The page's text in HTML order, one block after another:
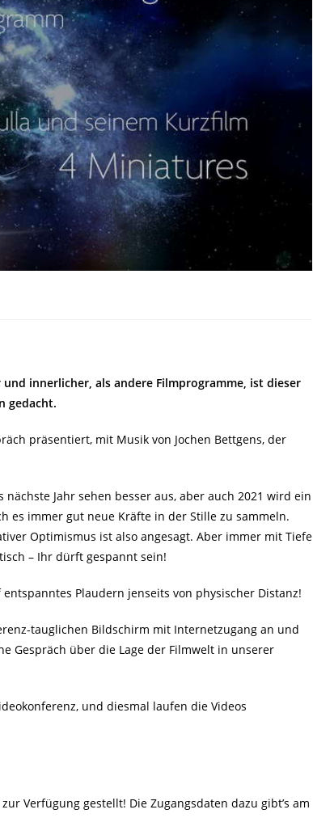
innerlicher, als andere Filmprogramme, ist dieser
gedacht.
präsentiert, mit Musik von Jochen Bettgens, der
Jahr sehen besser aus, aber auch 2021 wird ein
es immer gut neue Kräfte in der Stille zu sammeln.
Optimismus ist also angesagt. Aber immer mit Tiefe
– Ihr dürft gespannt sein!
Plaudern jenseits von physischer Distanz!
tauglichen Bildschirm mit Internetzugang an und
Gespräch über die Lage der Filmwelt in unserer
und diesmal laufen die Videos
Verfügung gestellt! Die Zugangsdaten dazu gibt’s am